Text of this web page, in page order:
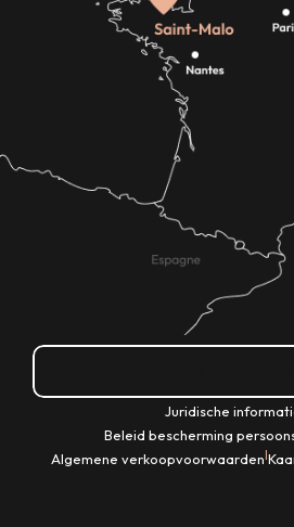
Juridische
Beleid bescherming
Algemene verkoopvoorwaarden|